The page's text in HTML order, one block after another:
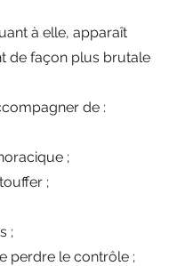
à elle, apparaît
de façon plus brutale
de :
;
;
;
perdre le contrôle ;